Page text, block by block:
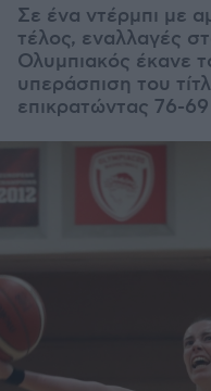
Σε ένα ντέρμπι με
τέλος, εναλλαγές
Ολυμπιακός έκανε
υπεράσπιση του
επικρατώντας 76-